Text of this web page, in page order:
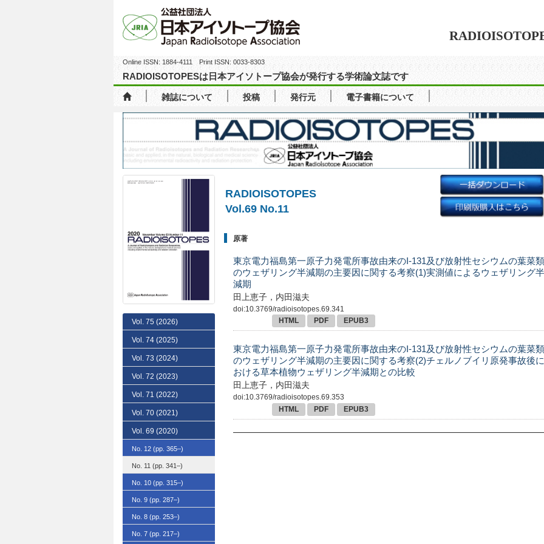
Online ISSN: 1884-4111 Print ISSN: 0033-8303
RADIOISOTOPESは日本アイソトープ協会が発行する学術論文誌です
雑誌について 投稿 発行元 電子書籍について
Vol. 75 (2026)
Vol. 74 (2025)
Vol. 73 (2024)
Vol. 72 (2023)
Vol. 71 (2022)
Vol. 70 (2021)
Vol. 69 (2020)
No. 12 (pp. 365–)
No. 11 (pp. 341–)
No. 10 (pp. 315–)
No. 9 (pp. 287–)
No. 8 (pp. 253–)
No. 7 (pp. 217–)
RADIOISOTOPES
Vol.69 No.11
原著
東京電力福島第一原子力発電所事故由来のI-131及び放射性セシウムの葉菜類
のウェザリング半減期の主要因に関する考察(1)実測値によるウェザリング半
減期
田上恵子，内田滋夫
doi:10.3769/radioisotopes.69.341
HTML
PDF EPUB3
東京電力福島第一原子力発電所事故由来のI-131及び放射性セシウムの葉菜類
のウェザリング半減期の主要因に関する考察(2)チェルノブイリ原発事故後に
おける草本植物ウェザリング半減期との比較
田上恵子，内田滋夫
doi:10.3769/radioisotopes.69.353
HTML
PDF EPUB3